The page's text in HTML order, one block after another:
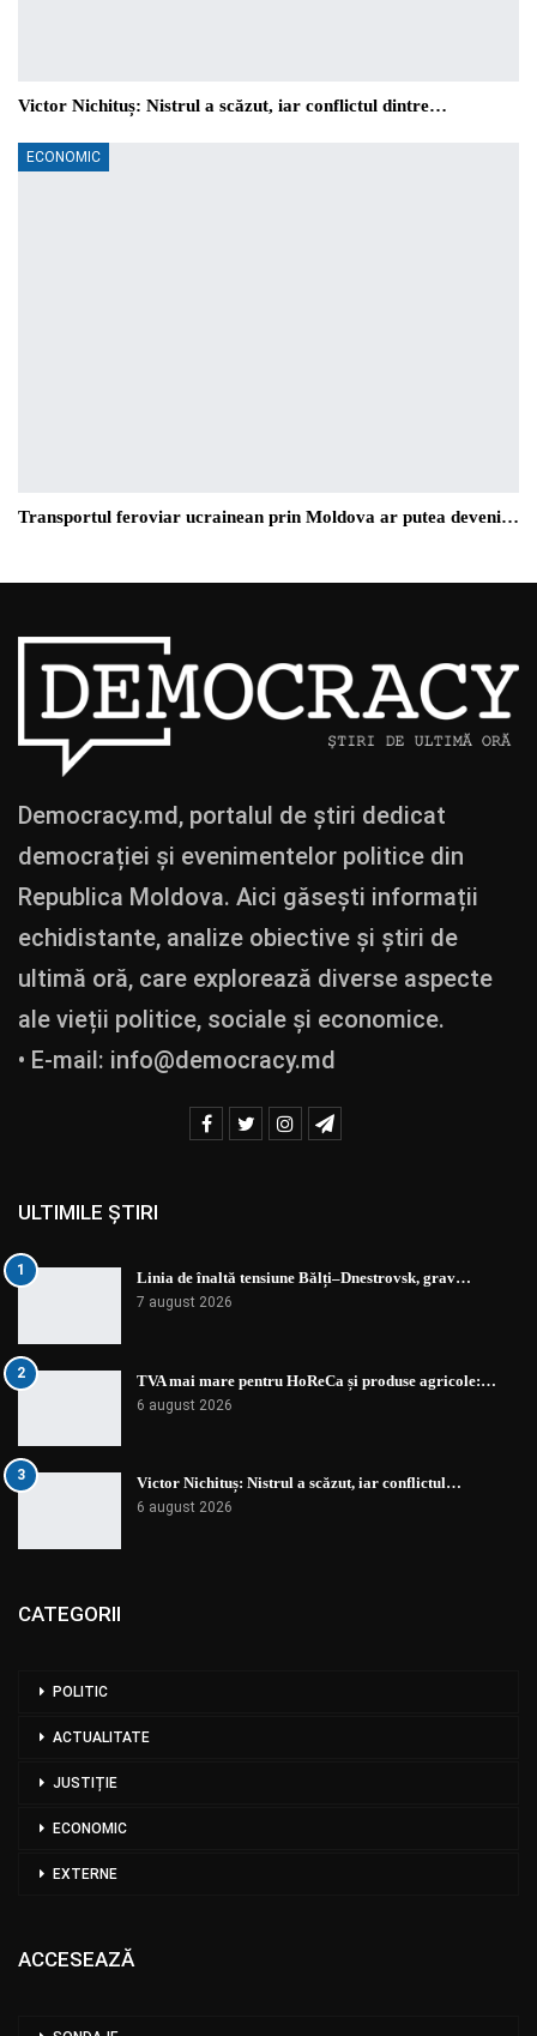
Victor Nichituș: Nistrul a scăzut, iar conflictul dintre…
ECONOMIC
Transportul feroviar ucrainean prin Moldova ar putea deveni…
Democracy.md, portalul de știri dedicat
democrației și evenimentelor politice din
Republica Moldova. Aici găsești informații
echidistante, analize obiective și știri de
ultimă oră, care explorează diverse aspecte
ale vieții politice, sociale și economice.
• E-mail: info@democracy.md
ULTIMILE ȘTIRI
1 Linia de înaltă tensiune Bălți–Dnestrovsk, grav…
7 august 2026
2 TVA mai mare pentru HoReCa și produse agricole:…
6 august 2026
3 Victor Nichituș: Nistrul a scăzut, iar conflictul…
6 august 2026
CATEGORII
POLITIC
ACTUALITATE
JUSTIȚIE
ECONOMIC
EXTERNE
ACCESEAZĂ